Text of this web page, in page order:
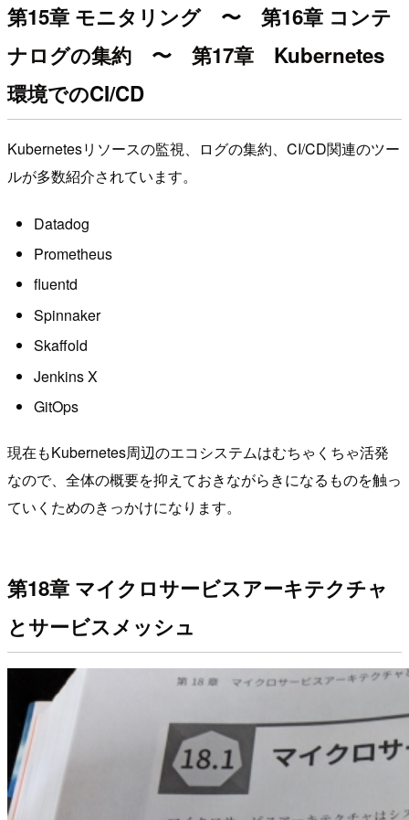
第15章 モニタリング 〜 第16章 コンテ
ナログの集約 〜 第17章 Kubernetes
環境でのCI/CD
Kubernetesリソースの監視、ログの集約、CI/CD関連のツー
ルが多数紹介されています。
Datadog
Prometheus
fluentd
Spinnaker
Skaffold
Jenkins X
GitOps
現在もKubernetes周辺のエコシステムはむちゃくちゃ活発
なので、全体の概要を抑えておきながらきになるものを触っ
ていくためのきっかけになります。
第18章 マイクロサービスアーキテクチャ
とサービスメッシュ